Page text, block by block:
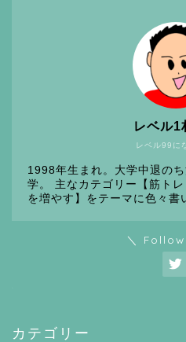
レベル99に
レベル1
1998年生まれ。大学中退の
学。 主なカテゴリー【筋ト
を増やす】をテーマに色々書
＼
カテゴリー